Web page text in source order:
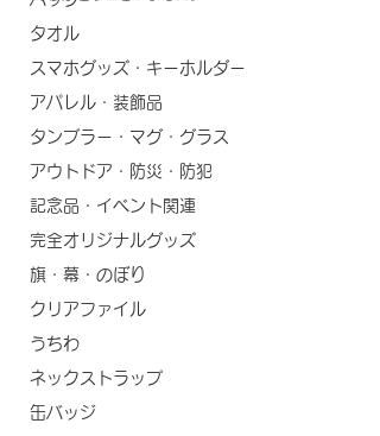
タオル
スマホグッズ・キーホルダー
アパレル・装飾品
タンブラー・マグ・グラス
アウトドア・防災・防犯
記念品・イベント関連
完全オリジナルグッズ
旗・幕・のぼり
クリアファイル
うちわ
ネックストラップ
缶バッジ